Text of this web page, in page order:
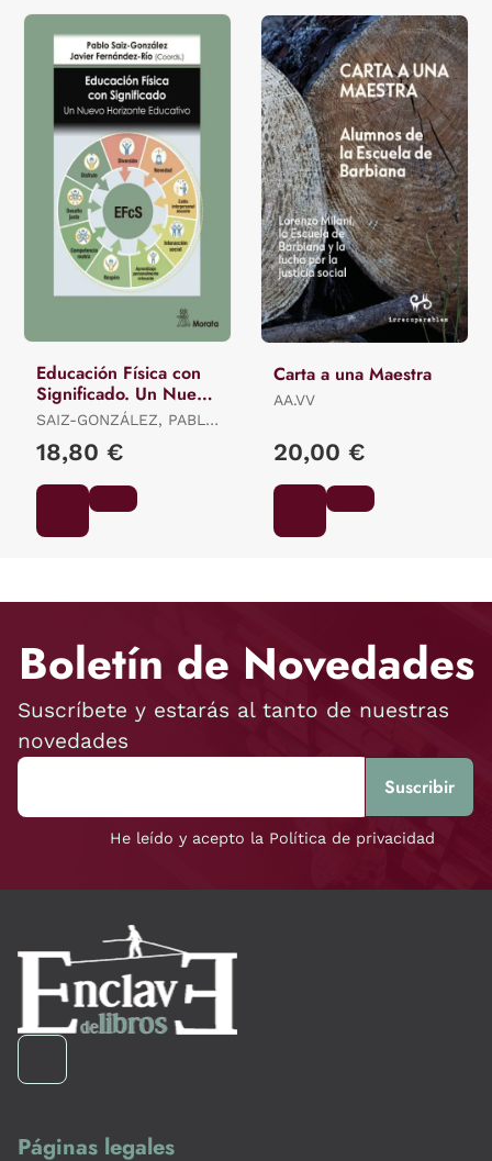
Educación Física con
Significado. Un Nuevo
Horizonte Educativo
SAIZ-GONZÁLEZ, PABLO
JAVIER
18,80 €
Carta a una Maestra
AA.VV
20,00 €
Boletín de Novedades
Suscríbete y estarás al tanto de nuestras
novedades
He leído y acepto la Política de privacidad
Páginas legales